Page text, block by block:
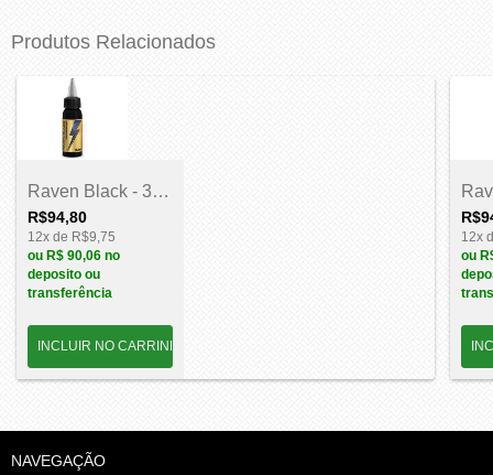
Produtos Relacionados
Raven Black - 30ml
R$94,80
12x de R$9,75
ou R$ 90,06 no
deposito ou
transferência
12x
ou
NAVEGAÇÃO